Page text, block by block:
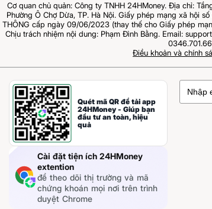
Cơ quan chủ quản: Công ty TNHH 24HMoney. Địa chỉ:
Phường Ô Chợ Dừa, TP. Hà Nội. Giấy phép mạng xã hội
THÔNG cấp ngày 09/06/2023 (thay thế cho Giấy phép
Chịu trách nhiệm nội dung: Phạm Đình Bằng. Email:
Điều khoản và chính
Quét mã QR để tải app
24HMoney - Giúp bạn
đầu tư an toàn, hiệu
quả
Cài đặt tiện ích 24HMoney
extention
để theo dõi thị trường và mã
chứng khoán mọi nơi trên trình
duyệt Chrome